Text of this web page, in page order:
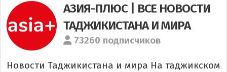
АЗИЯ-ПЛЮС | ВСЕ НОВОСТИ
ТАДЖИКИСТАНА И МИРА
73260 подписчиков
Новости Таджикистана и мира На таджикском